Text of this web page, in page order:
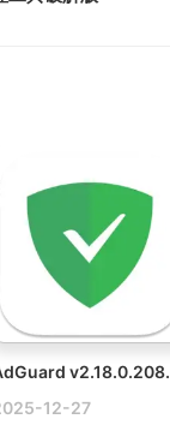
AdGuard
12-27